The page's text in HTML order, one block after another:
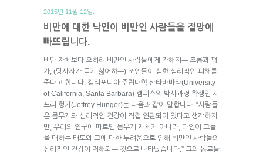
2015년 11월 12일.
비만에 대한 낙인이 비만인 사람들을 절망에
빠뜨립니다.
비만 자체보다 오히려 비만인 사람들에게 가해지는 조롱과 평
가, (당사자가 듣기 싫어하는) 조언들이 심한 심리적인 피해를
준다고 합니다. 캘리포니아 주립대학 산타바바라(University
of California, Santa Barbara) 캠퍼스의 박사과정 학생인 제
프리 헝거(Jeffrey Hunger)는 다음과 같이 말합니다. “사람들
은 몸무게와 심리적인 건강이 직접 연관되어 있다고 생각하지
만, 우리의 연구에 따르면 몸무게 자체가 아니라, 타인이 그들
을 대하는 태도와 그에 대한 두려움으로 인해 비만인 사람들의
심리적인 건강이 저해되는 것으로 나타났습니다.” 그와 동료들